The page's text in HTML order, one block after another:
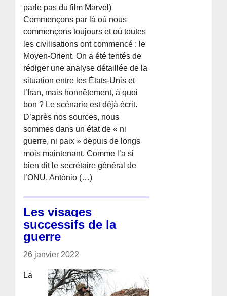
parle pas du film Marvel)
Commençons par là où nous
commençons toujours et où toutes
les civilisations ont commencé : le
Moyen-Orient. On a été tentés de
rédiger une analyse détaillée de la
situation entre les États-Unis et
l’Iran, mais honnêtement, à quoi
bon ? Le scénario est déjà écrit.
D’après nos sources, nous
sommes dans un état de « ni
guerre, ni paix » depuis de longs
mois maintenant. Comme l’a si
bien dit le secrétaire général de
l’ONU, António (…)
Les visages
successifs de la
guerre
26 janvier 2022
La